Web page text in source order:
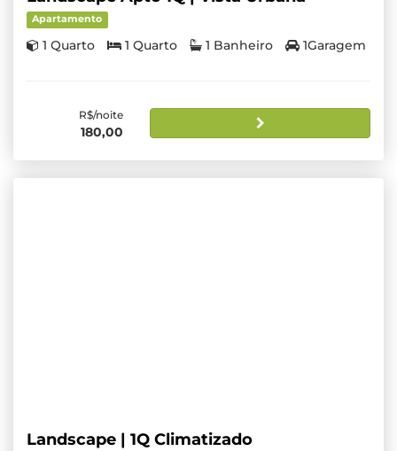
Apartamento
1 Quarto 1 Quarto 1 Banheiro 1Garagem
R$/noite
180,00
Landscape | 1Q Climatizado